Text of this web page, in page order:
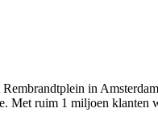
in
Met ruim 1 miljoen